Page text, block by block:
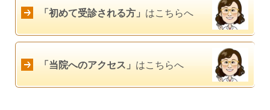
「初めて受診される方」 はこちらへ
「当院へのアクセス」 はこちらへ